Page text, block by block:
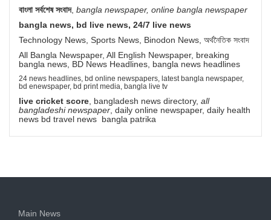
বাংলা সর্বশেষ সংবাদ, bangla newspaper, online bangla newspaper
bangla news, bd live news, 24/7 live news
Technology News, Sports News, Binodon News, অর্থনৈতিক সংবাদ
All Bangla Newspaper, All English Newspaper, breaking
bangla news, BD News Headlines, bangla news headlines
24 news headlines, bd online newspapers, latest bangla newspaper,
bd enewspaper, bd print media, bangla live tv
live cricket score , bangladesh news directory, all
bangladeshi newspaper , daily online newspaper, daily health
news bd travel news bangla patrika
Main News